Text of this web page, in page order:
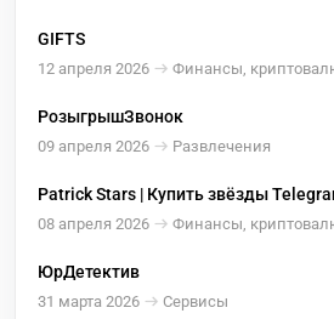
GIFTS
12 апреля 2026 Финансы,
РозыгрышЗвонок
09 апреля 2026 Развлечения
Patrick Stars | Купить звёзды
08 апреля 2026 Финансы,
ЮрДетектив
31 марта 2026 Сервисы